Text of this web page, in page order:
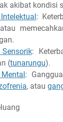
akibat kondisi
:
:
(tunarungu).
:
, atau